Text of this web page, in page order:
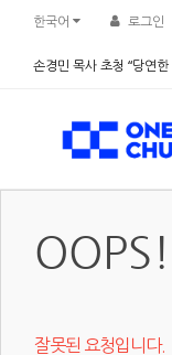
한국어 로그인
손경민 목사 초청 “당연
OOPS!
잘못된 요청입니다.